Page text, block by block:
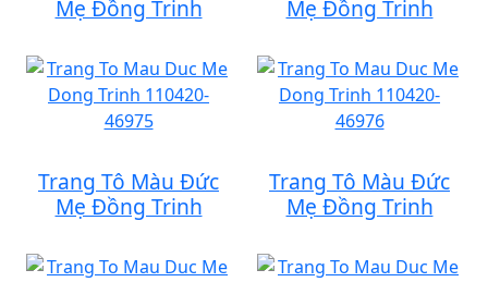
Mẹ Đồng Trinh
Mẹ Đồng Trinh
Trang Tô Màu Đức
Mẹ Đồng Trinh
Trang Tô Màu Đức
Mẹ Đồng Trinh